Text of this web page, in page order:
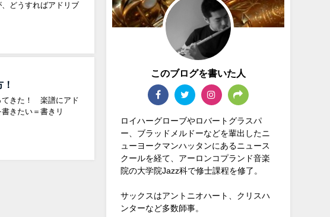
どうすればアドリブ
てきた！ 楽譜にアド
きたい＝書きリ
このブログを書いた人
ロイハーグローブやロバートグラスパ
ー、ブラッドメルドーなどを輩出したニ
ューヨークマンハッタンにあるニュース
クールを経て、アーロンコプランド音楽
院の大学院Jazz科で修士課程を修了。
サックスはアントニオハート、クリスハ
ンターなど多数師事。